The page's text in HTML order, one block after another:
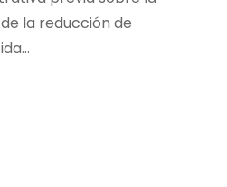
la reducción de